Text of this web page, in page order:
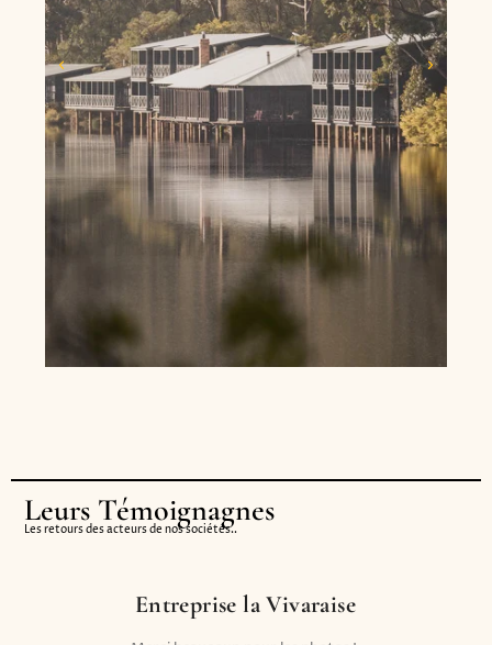
Leurs Témoignagnes
Les retours des acteurs de nos sociétés..
Entreprise la Vivaraise